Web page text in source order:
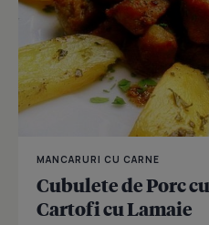
MANCARURI CU CARNE
Cubulete de Porc
Cartofi cu Lamaie